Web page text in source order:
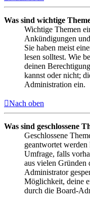
Was sind wichtige
Wichtige Themen
Ankündigungen
Sie haben meist
lesen solltest. Wie
deinen
kannst oder nicht;
Administration ein.
Nach oben
Was sind geschlossene
Geschlossene
geantwortet
Umfrage, falls
aus vielen Gründen
Administrator
Möglichkeit, deine
durch die Board-